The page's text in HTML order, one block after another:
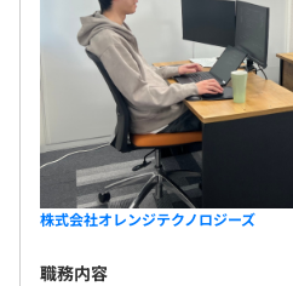
株式会社オレンジテクノロジーズ
職務内容